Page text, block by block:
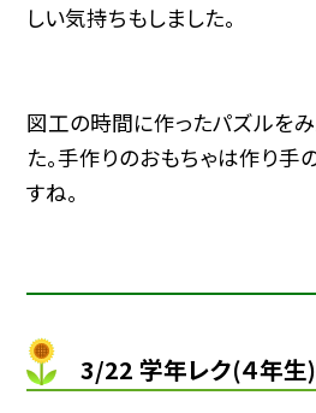
しい気持ちもしました。
図工の時間に作ったパズルを
た。手作りのおもちゃは作り手
すね。
3/22 学年レク(４年生)